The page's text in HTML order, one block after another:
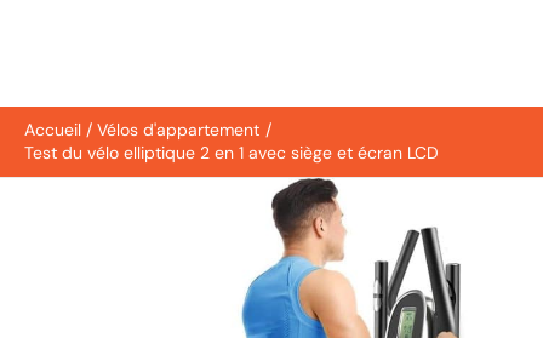
Accueil
Vélos d'appartement
Test du vélo elliptique 2 en 1 avec siège et écran LCD